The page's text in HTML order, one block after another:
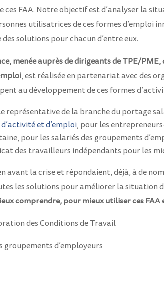
ces FAA. Notre objectif est d’analyser la
utilisatrices de ces formes d’emploi
solutions pour chacun d’entre eux.
menée auprès de dirigeants de TPE/PME,
, est réalisée en partenariat avec des
au développement de ces formes
représentative de la branche du portage
et d’emploi, pour les
pour les salariés des groupements
des travailleurs indépendants pour les
avant la crise et répondaient, déjà, à de
les solutions pour améliorer la situation
comprendre, pour mieux utiliser ces
des Conditions de Travail
groupements d’employeurs